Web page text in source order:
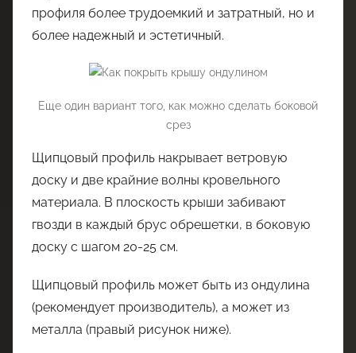
профиля более трудоемкий и затратный, но и
более надежный и эстетичный.
Еще один вариант того, как можно сделать боковой
срез
Щипцовый профиль накрывает ветровую
доску и две крайние волны кровельного
материала. В плоскость крыши забивают
гвозди в каждый брус обрешетки, в боковую
доску с шагом 20-25 см.
Щипцовый профиль может быть из ондулина
(рекомендует производитель), а может из
металла (правый рисунок ниже).